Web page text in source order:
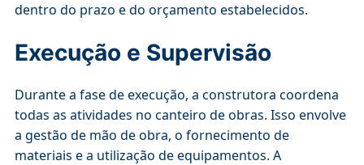
dentro do prazo e do orçamento estabelecidos.
Execução e Supervisão
Durante a fase de execução, a construtora coordena
todas as atividades no canteiro de obras. Isso envolve
a gestão de mão de obra, o fornecimento de
materiais e a utilização de equipamentos. A